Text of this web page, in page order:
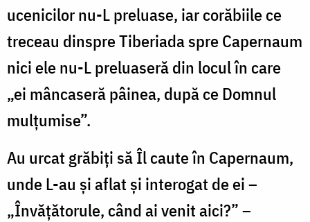
ucenicilor nu-L preluase, iar corăbiile ce
treceau dinspre Tiberiada spre Capernaum
nici ele nu-L preluaseră din locul în care
„ei mâncaseră pâinea, după ce Domnul
mulțumise”.
Au urcat grăbiți să Îl caute în Capernaum,
unde L-au și aflat și interogat de ei –
„Învățătorule, când ai venit aici?” –